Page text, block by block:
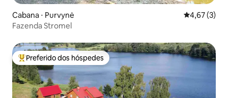
Cabana ⋅ Purvynė 4,67 de
4,67 (3)
Fazenda Stromel
Entre os melhores preferidos dos hóspedes
Preferido dos hóspedes